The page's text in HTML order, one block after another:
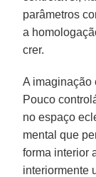
parâmetros
a
crer.
A imaginação
Pouco
no espaço
mental que
forma interior
interiormente